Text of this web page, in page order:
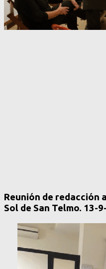
Reunión de redacción
Sol de San Telmo. 13-